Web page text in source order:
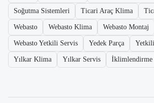
Soğutma Sistemleri Ticari Araç Klima
Webasto Webasto Klima Webasto Montaj
Webasto Yetkili Servis Yedek Parça
Yılkar Klima Yılkar Servis İklimlendirme